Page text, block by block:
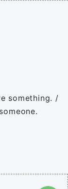
something. /